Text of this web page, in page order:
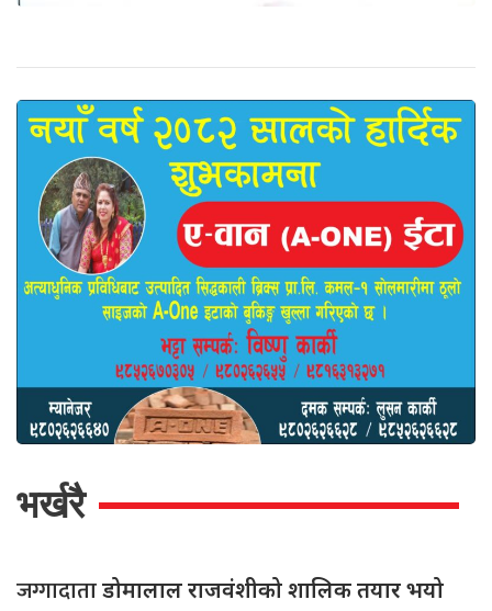
भर्खरै
जग्गादाताडोमालाल राजवंशीको शालिक तयार भयो